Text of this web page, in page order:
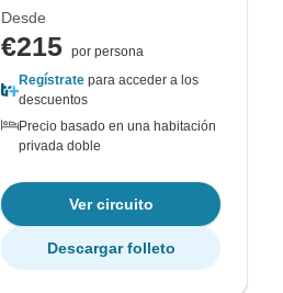
Desde
€215 por persona
Regístrate para acceder a los
descuentos
Precio basado en una habitación
privada doble
Ver circuito
Descargar folleto